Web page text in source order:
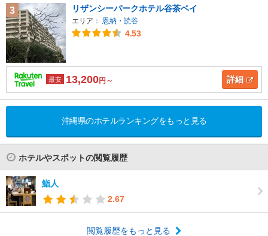
3 リザンシーパークホテル谷茶ベイ
エリア： 恩納・読谷
4.53
最安 13,200円～ 詳細
沖縄県のホテルランキングをもっと見る
ホテルやスポットの閲覧履歴
鮨人
2.67
閲覧履歴をもっと見る